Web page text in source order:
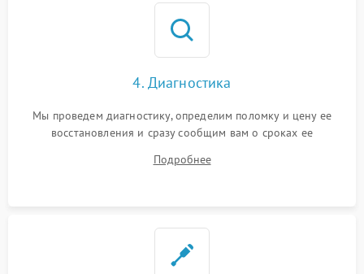
4. Диагностика
Мы проведем диагностику, определим поломку и цену ее
восстановления и сразу сообщим вам о сроках ее
Подробнее